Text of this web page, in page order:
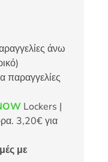
άνω
παραγγελίες
Lockers |
3,20€ για
με